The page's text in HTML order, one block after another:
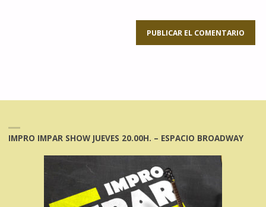
IMPRO IMPAR SHOW JUEVES 20.00H. – ESPACIO BROADWAY